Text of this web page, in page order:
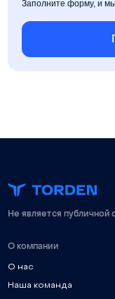
Заполните форму, и
Не является публичной
О компании
О нас
Наша команда